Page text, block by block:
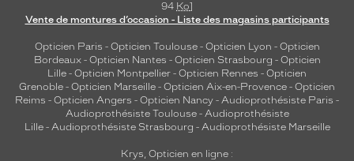
94 Ko]
Vente de montures d’occasion - Liste des magasins participants
Opticien Paris - Opticien Toulouse- Opticien Lyon - Opticien
Bordeaux- Opticien Nantes - Opticien Strasbourg - Opticien
Lille - Opticien Montpellier - Opticien Rennes - Opticien
Grenoble - Opticien Marseille - Opticien Aix-en-Provence - Opticien
Reims - Opticien Angers - Opticien Nancy - Audioprothésiste Paris -
Audioprothésiste Toulouse- Audioprothésiste
Lille- Audioprothésiste Strasbourg - Audioprothésiste Marseille
Krys, Opticien en ligne :